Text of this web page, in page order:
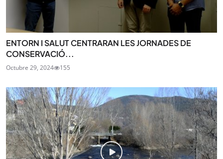
ENTORN I SALUT CENTRARAN LES JORNADES DE
CONSERVACIÓ...
Octubre 29, 2024 155